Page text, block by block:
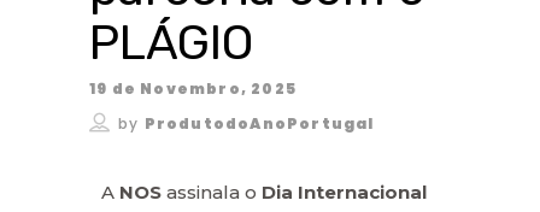
PLÁGIO
19 de Novembro, 2025
by ProdutodoAnoPortugal
A NOS assinala o Dia Internacional